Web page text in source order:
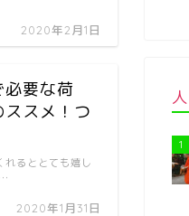
2020年2月1日
必要な荷
スメ！つ
2020年1月31日
るととても嬉し
1